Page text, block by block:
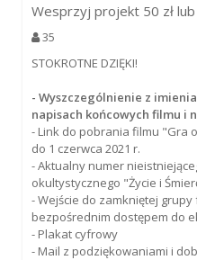
Wesprzyj projekt 50 zł
35
STOKROTNE DZIĘKI!
- Wyszczególnienie z
napisach końcowych filmu i
- Link do pobrania filmu "Gra
do 1 czerwca 2021 r.
- Aktualny numer
okultystycznego "Życie i
- Wejście do zamkniętej
bezpośrednim dostępem do
- Plakat cyfrowy
- Mail z podziękowaniami i